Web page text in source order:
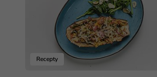
Recepty